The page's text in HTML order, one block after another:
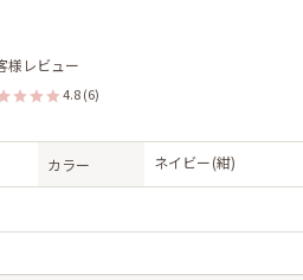
様レビュー
4.8 (6)
カラー ネイビー(紺)